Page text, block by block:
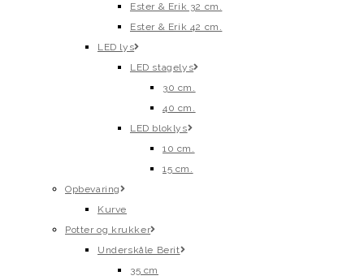
Ester & Erik 32 cm.
Ester & Erik 42 cm.
LED lys
LED stagelys
30 cm.
40 cm.
LED bloklys
10 cm.
15 cm.
Opbevaring
Kurve
Potter og krukker
Underskåle Berit
35 cm